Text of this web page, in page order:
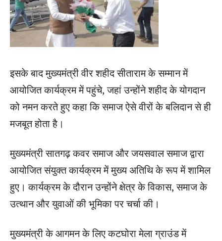
इसके बाद मुख्यमंत्री वीर शहीद सीताराम के सम्मान में
आयोजित कार्यक्रम में पहुंचे, जहां उन्होंने शहीद के योगदान
को नमन करते हुए कहा कि समाज ऐसे वीरों के बलिदान से ही
मजबूत होता है।
मुख्यमंत्री सातगढ़ कवर समाज और जयसवाल समाज द्वारा
आयोजित संयुक्त कार्यक्रम में मुख्य अतिथि के रूप में शामिल
हुए। कार्यक्रम के दौरान उन्होंने क्षेत्र के विकास, समाज के
उत्थान और युवाओं की भूमिका पर चर्चा की।
मुख्यमंत्री के आगमन के लिए कटघोरा मेला ग्राउंड में